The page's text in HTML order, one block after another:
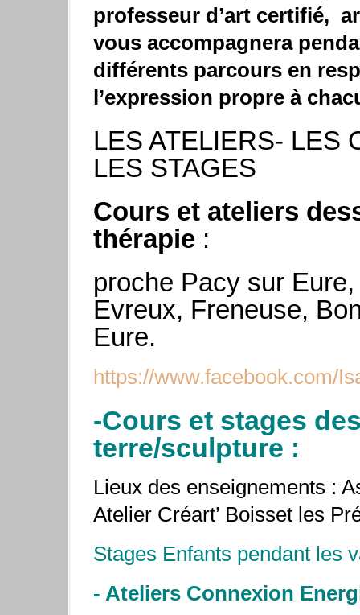
professeur d’art certifié,
vous accompagnera
différents parcours en
l’expression propre à
LES ATELIERS- LES
LES STAGES
Cours et ateliers
thérapie:
proche Pacy sur
Evreux, Freneuse,
Eure.
https://www.facebook.com/
-Cours et stages
terre/sculpture :
Lieux des enseignements :
Atelier Créart’ Boisset les
Stages Enfants pendant les
- Ateliers Connexion